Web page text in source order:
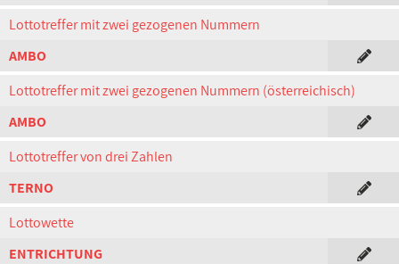
Lottotreffer mit zwei gezogenen Nummern
AMBO
Lottotreffer mit zwei gezogenen Nummern (österreichisch)
AMBO
Lottotreffer von drei Zahlen
TERNO
Lottowette
ENTRICHTUNG